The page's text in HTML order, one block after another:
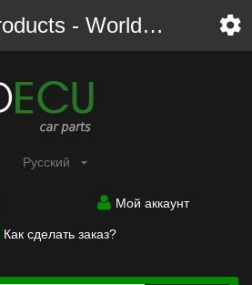
Pусский
Мой аккаунт
Как сделать заказ?
Search - Products - Worldecu shop parts audi, bmw, citroen, fiat, ford, mercedes, opel, peugeot, renault, seat, skoda, toyota, volkswagen